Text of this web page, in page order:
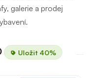
galerie a prodej
Uložit 40%